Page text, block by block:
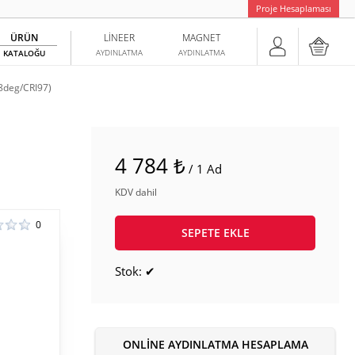
Proje Hesaplaması
MAGNET
AYDINLATMA
LINEER
AYDINLATMA
ÜRÜN
KATALOĞU
CRI97)
0
4 784 ₺ / 1 Ad
KDV dahil
SEPETE EKLE
Stok: ✔
ONLINE AYDINLATMA HESAPLAMA